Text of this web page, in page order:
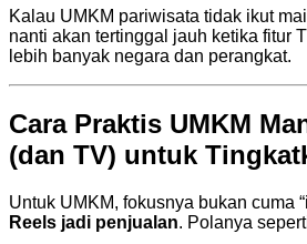
Kalau UMKM pariwisata tidak ikut
nanti akan tertinggal jauh ketika fitur
lebih banyak negara dan perangkat.
Cara Praktis UMKM
(dan TV) untuk
Untuk UMKM, fokusnya bukan cuma
Reels jadi penjualan. Polanya